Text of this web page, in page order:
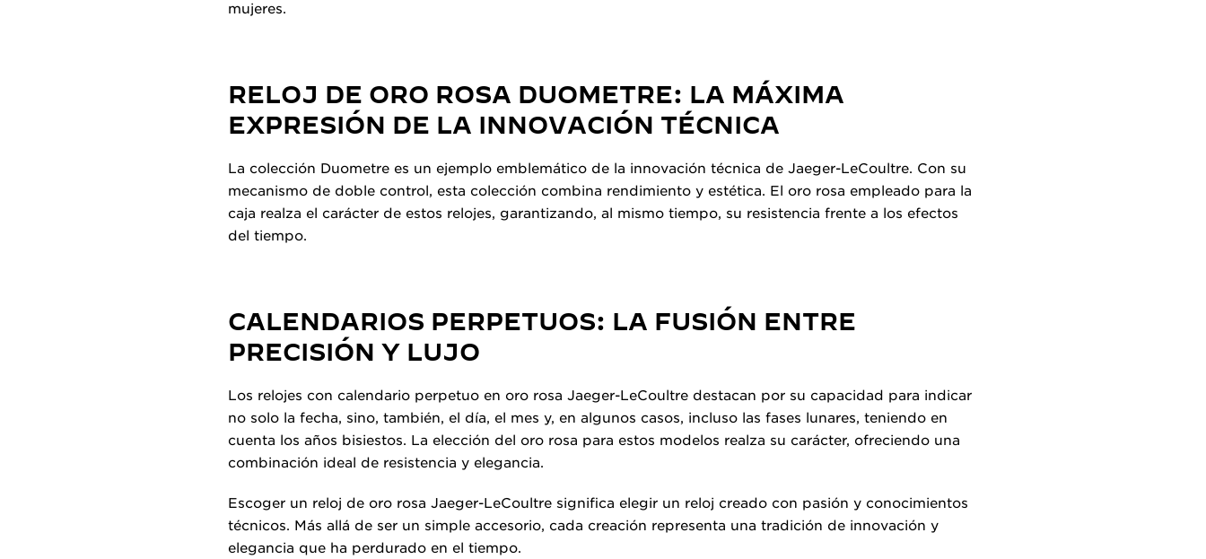
mujeres.
RELOJ DE ORO ROSA DUOMETRE: LA MÁXIMA
EXPRESIÓN DE LA INNOVACIÓN TÉCNICA
La colección Duometre es un ejemplo emblemático de la innovación técnica de Jaeger-LeCoultre. Con su
mecanismo de doble control, esta colección combina rendimiento y estética. El oro rosa empleado para la
caja realza el carácter de estos relojes, garantizando, al mismo tiempo, su resistencia frente a los efectos
del tiempo.
CALENDARIOS PERPETUOS: LA FUSIÓN ENTRE
PRECISIÓN Y LUJO
Los relojes con calendario perpetuo en oro rosa Jaeger-LeCoultre destacan por su capacidad para indicar
no solo la fecha, sino, también, el día, el mes y, en algunos casos, incluso las fases lunares, teniendo en
cuenta los años bisiestos. La elección del oro rosa para estos modelos realza su carácter, ofreciendo una
combinación ideal de resistencia y elegancia.
Escoger un reloj de oro rosa Jaeger-LeCoultre significa elegir un reloj creado con pasión y conocimientos
técnicos. Más allá de ser un simple accesorio, cada creación representa una tradición de innovación y
elegancia que ha perdurado en el tiempo.